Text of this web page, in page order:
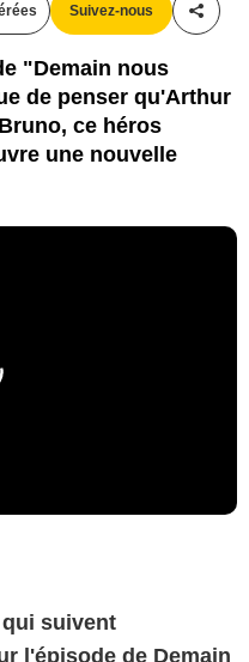
Suivez-nous
"Demain nous
de penser qu'Arthur
ce héros
une nouvelle
suivent
l'épisode de Demain